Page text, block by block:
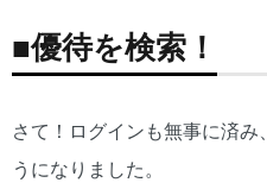
■優待を検索！
さて！ログインも無事に済
うになりました。